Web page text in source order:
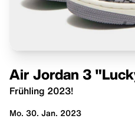
Air Jordan 3
Frühling 2023!
Mo. 30. Jan. 2023